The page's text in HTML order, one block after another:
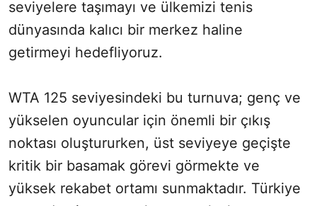
seviyelere taşımayı ve ülkemizi tenis
dünyasında kalıcı bir merkez haline
getirmeyi hedefliyoruz.
WTA 125 seviyesindeki bu turnuva; genç ve
yükselen oyuncular için önemli bir çıkış
noktası oluştururken, üst seviyeye geçişte
kritik bir basamak görevi görmekte ve
yüksek rekabet ortamı sunmaktadır. Türkiye